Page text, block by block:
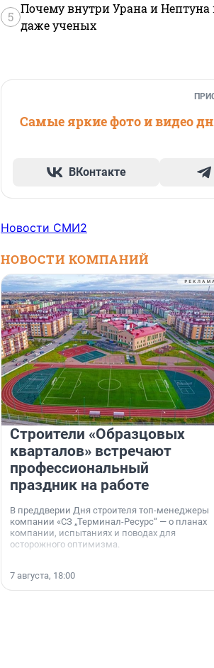
5
Почему внутри Урана и Нептуна
даже ученых
Самые яркие фото и видео
ВКонтакте
Новости СМИ2
НОВОСТИ КОМПАНИЙ
Строители «Образцовых
кварталов» встречают
профессиональный
праздник на работе
В преддверии Дня строителя топ-менеджеры
компании «СЗ „Терминал-Ресурс“ — о планах
компании, испытаниях и поводах для
осторожного оптимизма.
7 августа, 18:00